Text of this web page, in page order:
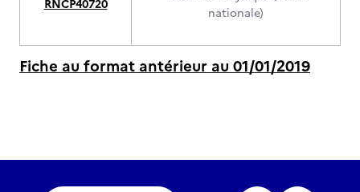
RNCP40720
nationale)
Fiche au format antérieur au 01/01/2019